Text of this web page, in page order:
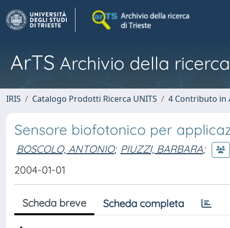
ArTS Archivio della
IRIS Catalogo Prodotti Ricerca UNITS 4 Contributo in
Sensore biofotonico per
BOSCOLO, ANTONIO; PIUZZI, BARBARA;
2004-01-01
Scheda breve Scheda completa